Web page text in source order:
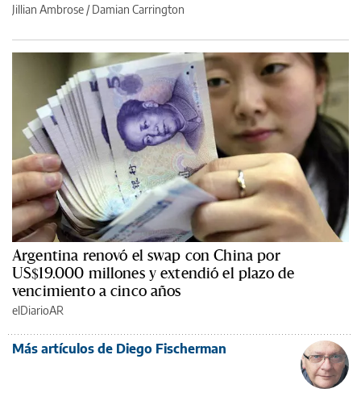
Jillian Ambrose / Damian Carrington
Argentina renovó el swap con China por
US$19.000 millones y extendió el plazo de
vencimiento a cinco años
elDiarioAR
Más artículos de Diego Fischerman